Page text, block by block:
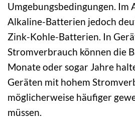
Umgebungsbedingungen. Im
Alkaline-Batterien jedoch
Zink-Kohle-Batterien. In
Stromverbrauch können die
Monate oder sogar Jahre
Geräten mit hohem
möglicherweise häufiger
müssen.